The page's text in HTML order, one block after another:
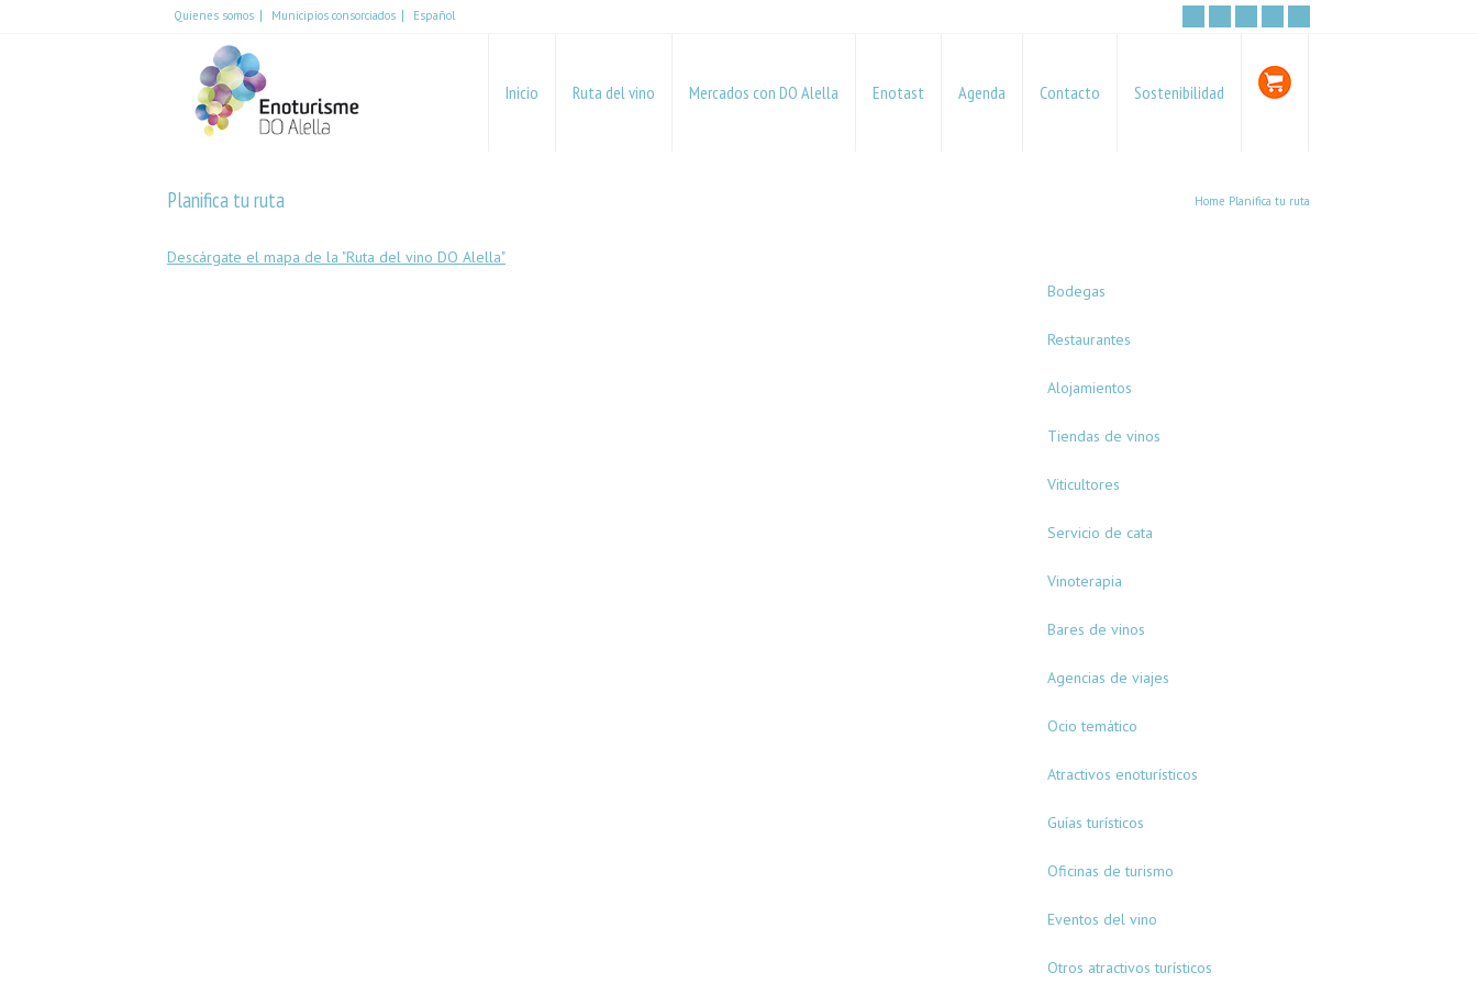
Quienes somos Municipios consorciados
Español
Inicio Ruta del vino Mercados con DO Alella Enotast Agenda Contacto Sostenibilidad
Planifica tu ruta Home Planifica tu ruta
Descárgate el mapa de la "Ruta del vino DO Alella"
Bodegas
Restaurantes
Alojamientos
Tiendas de vinos
Viticultores
Servicio de cata
Vinoterapia
Bares de vinos
Agencias de viajes
Ocio temático
Atractivos enoturísticos
Guías turísticos
Oficinas de turismo
Eventos del vino
Otros atractivos turísticos